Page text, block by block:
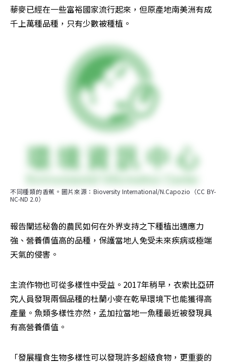
藜麥已經在一些富裕國家流行起來，但原產地南美洲有成
千上萬種品種，只有少數被種植。
不同種類的香蕉。圖片來源：Bioversity International/N.Capozio（CC BY-
NC-ND 2.0）
報告闡述秘魯的農民如何在外界支持之下種植出適應力
強、營養價值高的品種，保護當地人免受未來疾病或極端
天氣的侵害。
主流作物也可從多樣性中受益。2017年稍早，衣索比亞研
究人員發現兩個品種的杜蘭小麥在乾旱環境下也能獲得高
產量。魚類多樣性亦然，孟加拉當地一魚種最近被發現具
有高營養價值。
「發展糧食生物多樣性可以發現許多超級食物，更重要的